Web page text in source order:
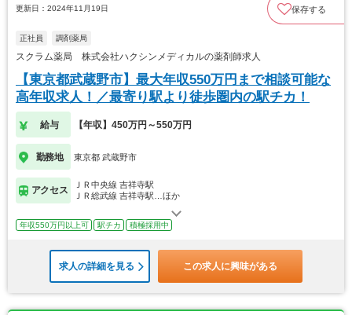
更新日：2024年11月19日 保存する
正社員 調剤薬局
スクラム薬局 株式会社ハクシンメディカルの薬剤師求人
【東京都武蔵野市】最大年収550万円まで相談可能な
高年収求人！／最寄り駅より徒歩圏内の駅チカ！
給与 【年収】450万円～550万円
勤務地 東京都 武蔵野市
アクセス
ＪＲ中央線 吉祥寺駅
ＪＲ総武線 吉祥寺駅…ほか
年収550万円以上可 駅チカ 積極採用中
求人の詳細を見る この求人に興味がある